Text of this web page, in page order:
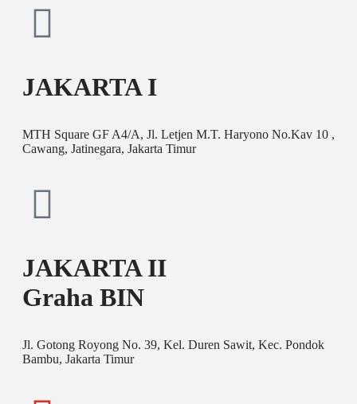
JAKARTA I
MTH Square GF A4/A, Jl. Letjen M.T. Haryono No.Kav 10 ,
Cawang, Jatinegara, Jakarta Timur
JAKARTA II
Graha BIN
Jl. Gotong Royong No. 39, Kel. Duren Sawit, Kec. Pondok
Bambu, Jakarta Timur